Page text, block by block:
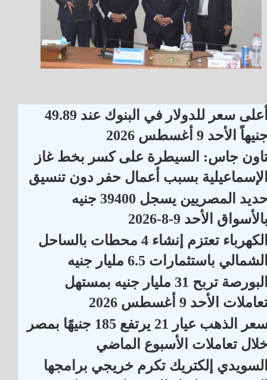
أعلى سعر للدولار في البنوك عند 49.89
الأحد 9 أغسطس 2026
جاس: السيطرة على كسر بخط غاز
بسبب أعمال حفر دون تنسيق
حديد المصريين يسجل 39400 جنيه
الأحد 9-8-2026
الكهرباء تعتزم إنشاء 4 محطات بالساحل
باستثمارات 6.5 مليار جنيه
البورصة تربح 31 مليار جنيه بمستهل
الأحد 9 أغسطس 2026
سعر الذهب عيار 21 يرتفع 185 جنيهًا بمصر
تعاملات الأسبوع الماضي
إلكتريك تكرم خريجي برامجها